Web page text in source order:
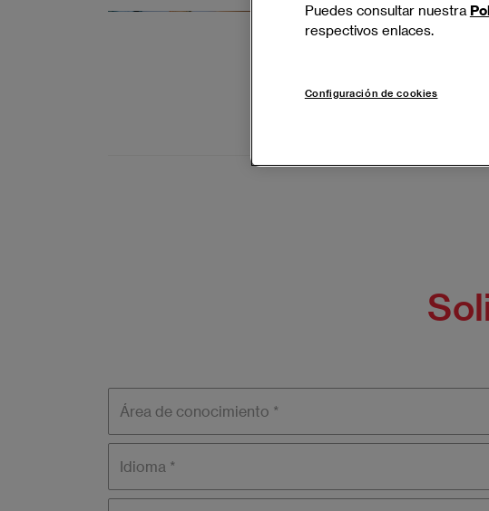
Máster
conocimiento
Puedes consultar nuestra
respectivos enlaces.
Configuración de cookies